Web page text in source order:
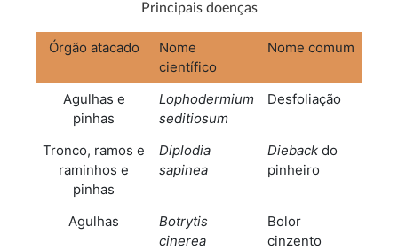
Principais doenças
Órgão atacado
Nome
científico
Nome comum
Agulhas e
pinhas
Lophodermium
seditiosum
Desfoliação
Tronco, ramos e
raminhos e
pinhas
Diplodia
sapinea
Dieback do
pinheiro
Agulhas
Botrytis
cinerea
Bolor
cinzento